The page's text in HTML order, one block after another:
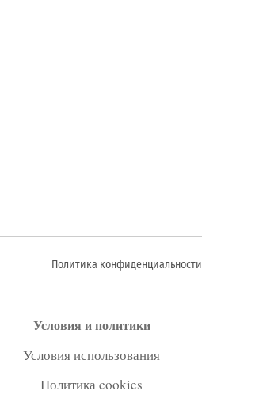
Политика конфиденциальности
Условия и политики
Условия использования
Политика cookies